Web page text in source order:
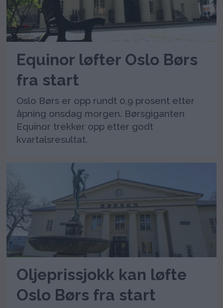
Equinor løfter Oslo Børs
fra start
Oslo Børs er opp rundt 0,9 prosent etter
åpning onsdag morgen. Børsgiganten
Equinor trekker opp etter godt
kvartalsresultat.
Oljeprissjokk kan løfte
Oslo Børs fra start